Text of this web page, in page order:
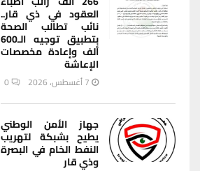
العقود في ذي قار..
نائب تطالب الصحة
بتطبيق توجيه الـ600
ألف وإعادة مخصصات
الإعاشة
7 أغسطس، 2026 0
جهاز الأمن الوطني
يطيح بشبكة لتهريب
النفط الخام في البصرة
وذي قار